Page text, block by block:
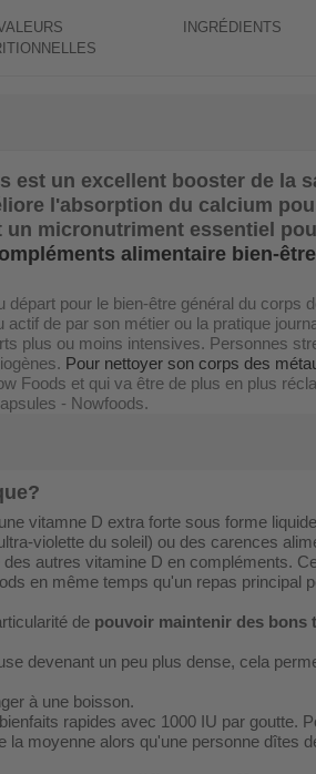
INGRÉDIENTS
est un excellent booster de la
l'absorption du calcium
micronutriment essentiel
alimentaire bien-être
pour le bien-être général du corps
de par son métier ou la pratique
plus ou moins intensives. Personnes
Pour nettoyer son corps des
Foods et qui va être de plus en plus
- Nowfoods.
vitamne D extra forte sous forme
violette du soleil) ou des carences
autres vitamine D en compléments.
en même temps qu'un repas principal
de pouvoir maintenir des bons
devenant un peu plus dense, cela
à une boisson.
rapides avec 1000 IU par goutte.
moyenne alors qu'une personne dîtes